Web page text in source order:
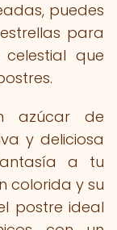
puedes
para
que
azúcar de
y deliciosa
a tu
colorida y su
postre ideal